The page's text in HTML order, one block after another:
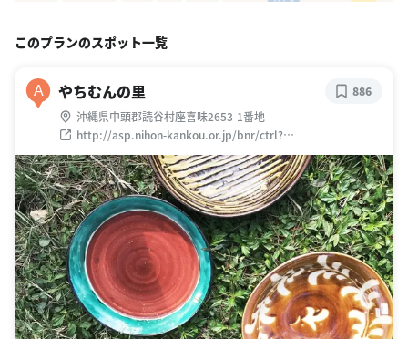
このプランのスポット一覧
A やちむんの里
沖縄県中頭郡読谷村座喜味2653-1番地
http://asp.nihon-kankou.or.jp/bnr/ctrl?
evt=ShowBukken&ID=47324be2230137414
886